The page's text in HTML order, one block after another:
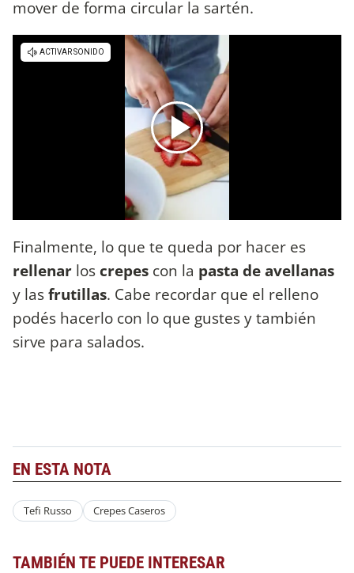
mover de forma circular la sartén.
Finalmente, lo que te queda por hacer es
rellenar los crepes con la pasta de avellanas
y lasfrutillas. Cabe recordar que el relleno
podés hacerlo con lo que gustes y también
sirve para salados.
EN ESTA NOTA
Tefi Russo Crepes Caseros
TAMBIÉN TE PUEDE INTERESAR